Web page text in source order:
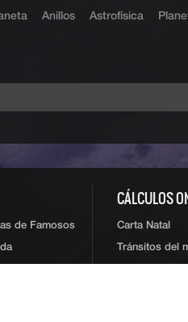
Anillos Astrofísica
de Famosos
CÁLCULOS
Carta Natal
Tránsitos del